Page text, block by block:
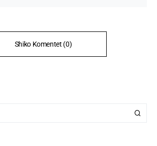
Shiko Komentet (0)